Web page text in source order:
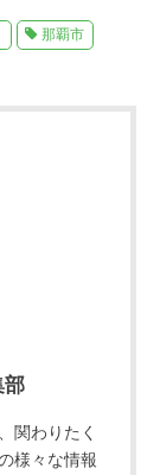
那覇市
部
関わりたく
様々な情報